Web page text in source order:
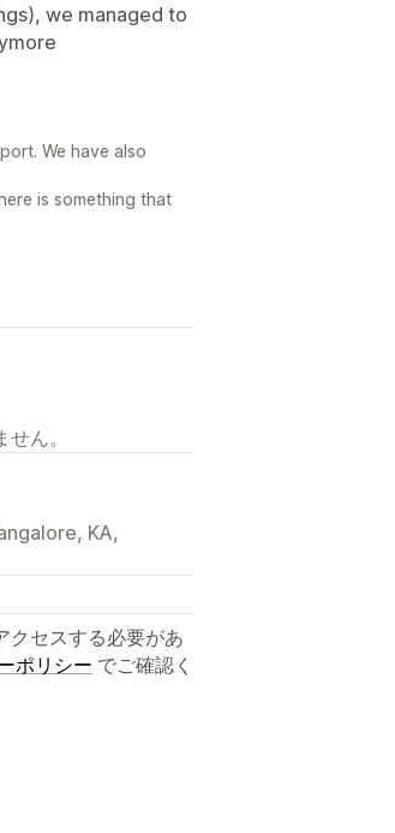
we managed to
We have also
is something that
ん。
KA,
クセスする必要があ
ポリシー でご確認く